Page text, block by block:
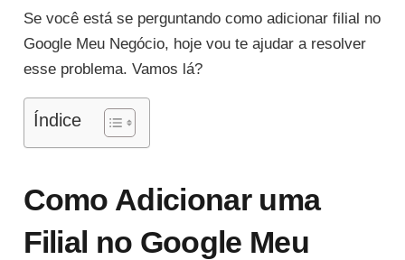
Se você está se perguntando como adicionar filial no
Google Meu Negócio, hoje vou te ajudar a resolver
esse problema. Vamos lá?
Índice
Como Adicionar uma
Filial no Google Meu